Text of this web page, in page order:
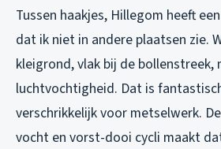
Tussen haakjes, Hillegom heeft
dat ik niet in andere plaatsen zie.
kleigrond, vlak bij de
luchtvochtigheid. Dat is
verschrikkelijk voor metselwerk.
vocht en vorst-dooi cycli maakt